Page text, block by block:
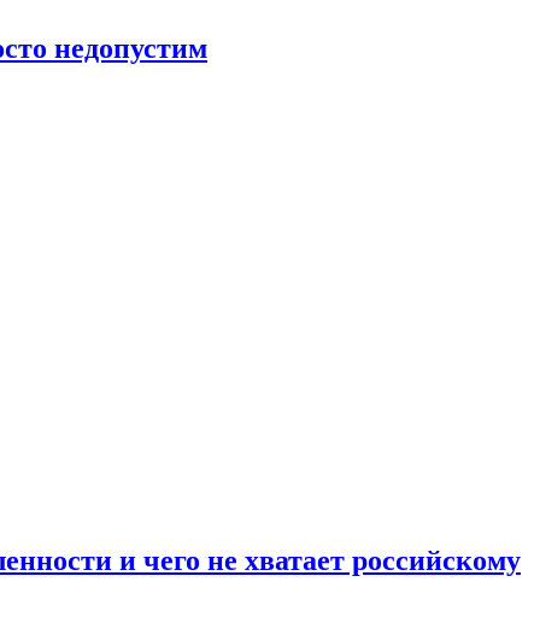
недопустим
и чего не хватает российскому